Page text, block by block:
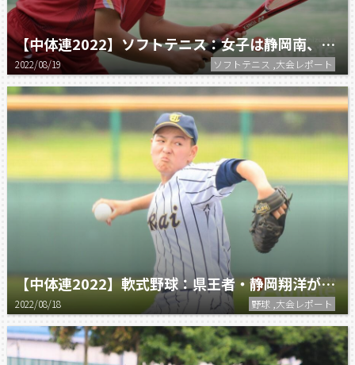
【中体連2022】ソフトテニス：女子は静岡南、男子は大里。全中目指す両校が貫録V。
2022/08/19 ソフトテニス ,大会レポート
【中体連2022】軟式野球：県王者・静岡翔洋が貫録の優勝。静岡南中が大健闘の準Ｖ。
2022/08/18 野球 ,大会レポート